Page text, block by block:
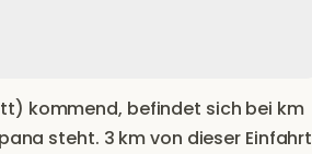
kommend, befindet sich bei km
steht. 3 km von dieser Einfahrt